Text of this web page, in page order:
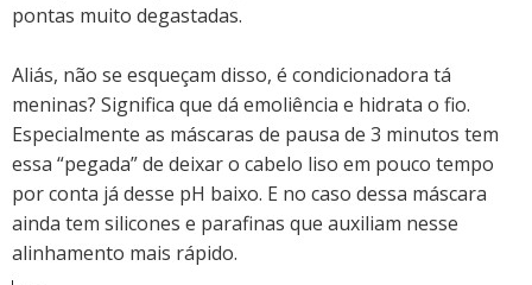
pontas muito degastadas.
Aliás, não se esqueçam disso, é condicionadora tá
meninas? Significa que dá emoliência e hidrata o fio.
Especialmente as máscaras de pausa de 3 minutos tem
essa “pegada” de deixar o cabelo liso em pouco tempo
por conta já desse pH baixo. E no caso dessa máscara
ainda tem silicones e parafinas que auxiliam nesse
alinhamento mais rápido.